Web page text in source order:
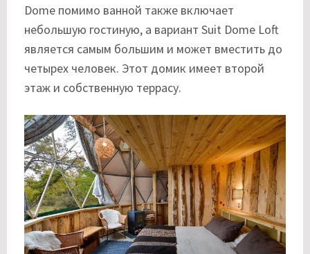
Dome помимо ванной также включает
небольшую гостиную, а вариант Suit Dome Loft
является самым большим и может вместить до
четырех человек. Этот домик имеет второй
этаж и собственную террасу.